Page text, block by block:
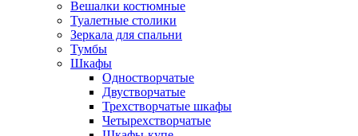
Вешалки костюмные
Туалетные столики
Зеркала для спальни
Тумбы
Шкафы
Одностворчатые
Двустворчатые
Трехстворчатые шкафы
Четырехстворчатые